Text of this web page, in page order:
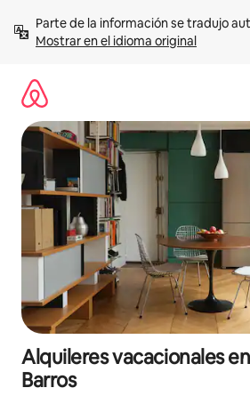
contenidoMostrar en el idioma original
Alquileres vacacionales
Barros